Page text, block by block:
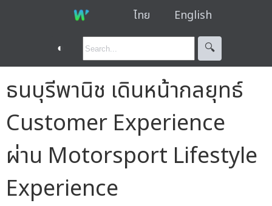
ไทย English
◐ 🔍︎
ธนบุรีพานิช เดินหน้ากลยุทธ์
Customer Experience
ผ่าน Motorsport Lifestyle
Experience